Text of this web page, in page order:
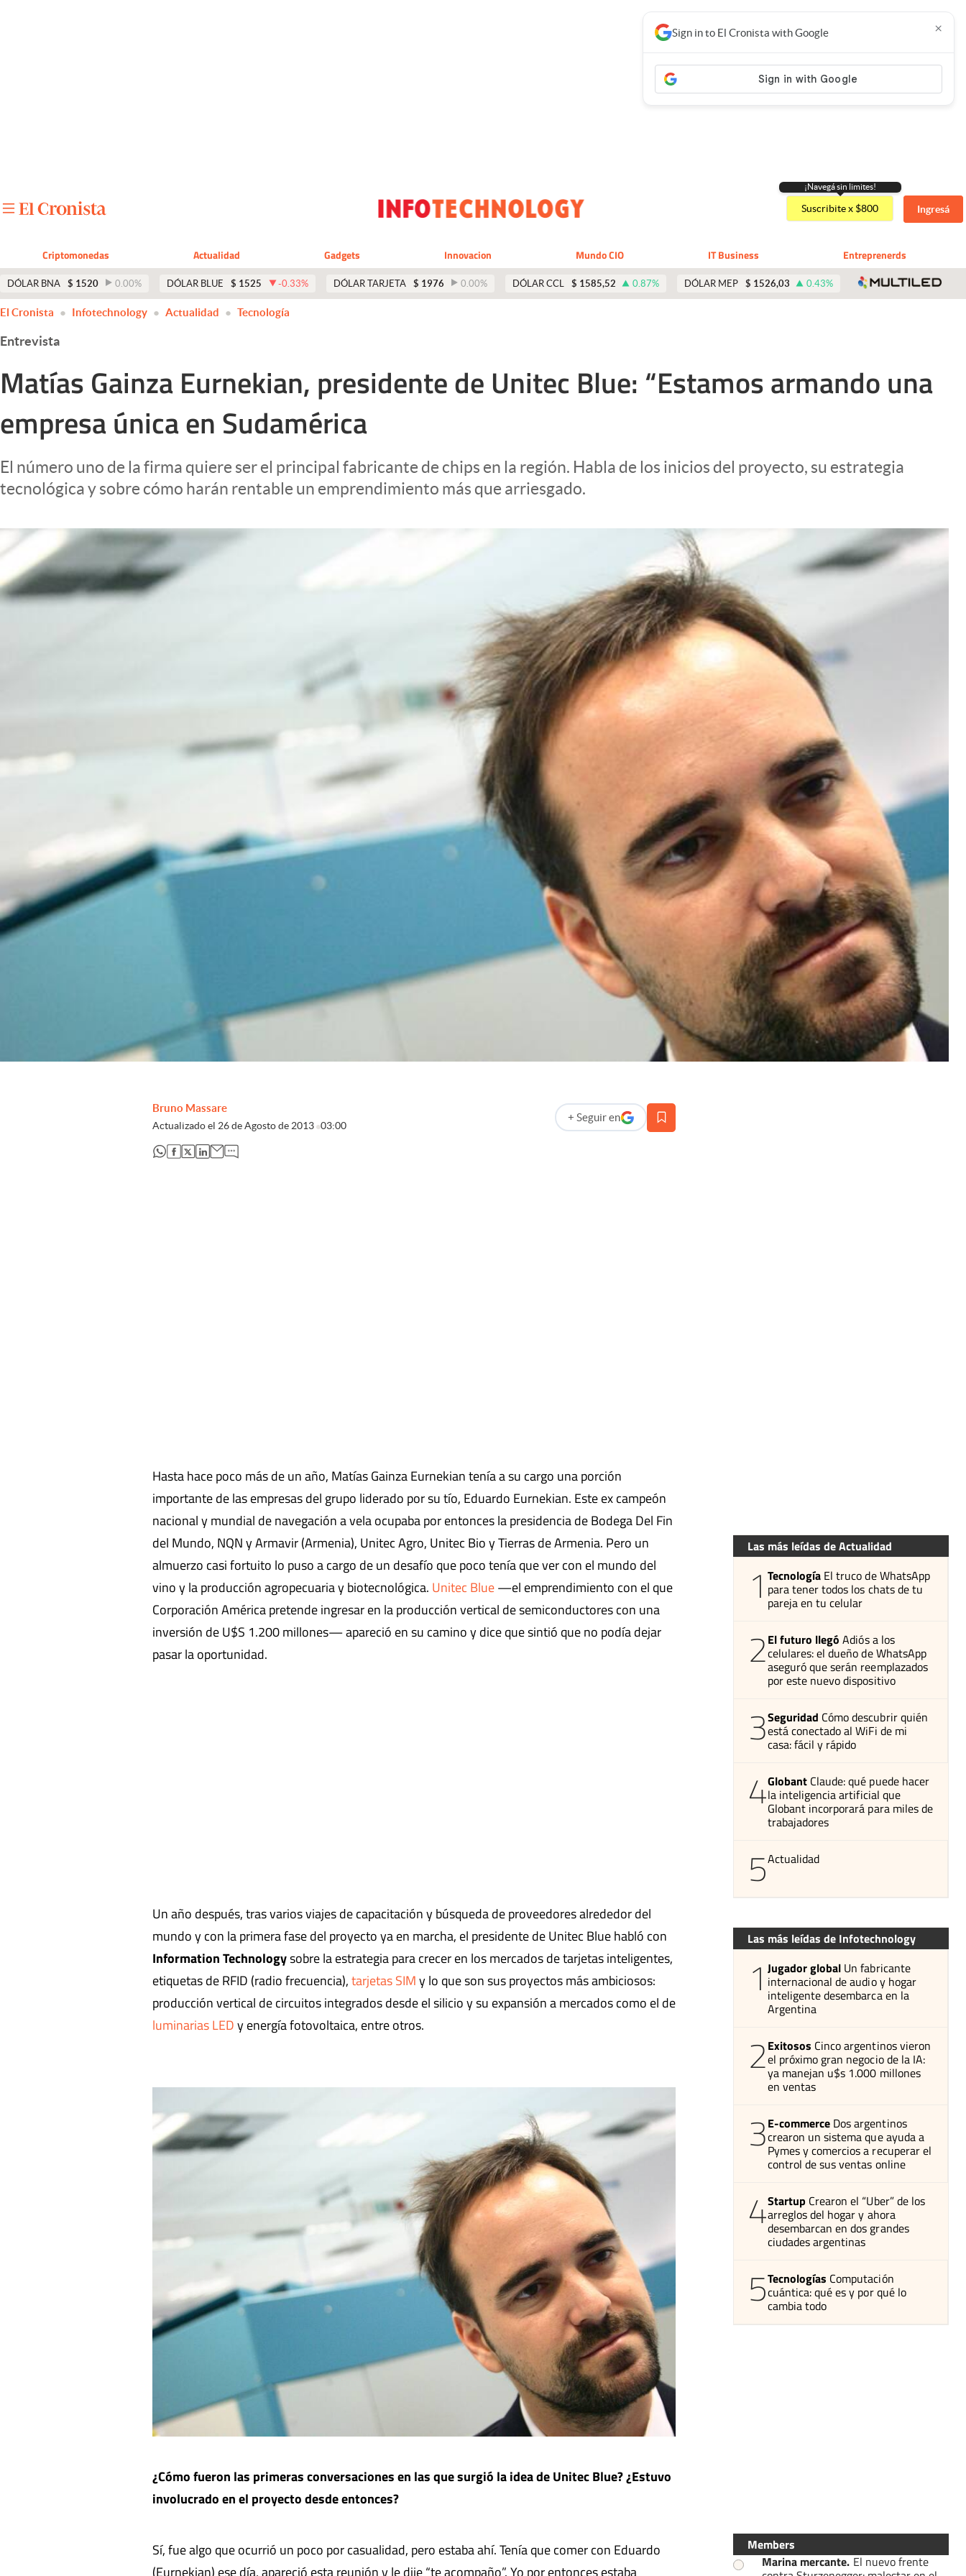
Apertura
Clima
Eventos Corporativos
El Cronista Studio
Mediakit
¡Navegá sin limites!
Suscribite x $800 Ingresá
Criptomonedas Actualidad Gadgets Innovacion Mundo CIO IT Business Entreprenerds
DÓLAR BNA $ 1520 0.00% DÓLAR BLUE $ 1525 -0.33% DÓLAR TARJETA $ 1976 0.00% DÓLAR CCL $ 1585,52 0.87% DÓLAR MEP $ 1526,03 0.43%
Sign in to El Cronista with Google ×
El Cronista Infotechnology Actualidad Tecnología
Entrevista
Matías Gainza Eurnekian, presidente de Unitec Blue: “Estamos armando una
empresa única en Sudamérica
El número uno de la firma quiere ser el principal fabricante de chips en la región. Habla de los inicios del proyecto, su estrategia
tecnológica y sobre cómo harán rentable un emprendimiento más que arriesgado.
Bruno Massare
Actualizado el 26 de Agosto de 2013 03:00
+ Seguir en
abre en nueva pestaña
abre en nueva pestaña
abre en nueva pestaña
abre en nueva pestaña
abre en nueva pestaña
Hasta hace poco más de un año, Matías Gainza Eurnekian tenía a su cargo una porción
importante de las empresas del grupo liderado por su tío, Eduardo Eurnekian. Este ex campeón
nacional y mundial de navegación a vela ocupaba por entonces la presidencia de Bodega Del Fin
del Mundo, NQN y Armavir (Armenia), Unitec Agro, Unitec Bio y Tierras de Armenia. Pero un
almuerzo casi fortuito lo puso a cargo de un desafío que poco tenía que ver con el mundo del
vino y la producción agropecuaria y biotecnológica. Unitec Blue—el emprendimiento con el que
Corporación América pretende ingresar en la producción vertical de semiconductores con una
inversión de U$S 1.200 millones— apareció en su camino y dice que sintió que no podía dejar
pasar la oportunidad.
Un año después, tras varios viajes de capacitación y búsqueda de proveedores alrededor del
mundo y con la primera fase del proyecto ya en marcha, el presidente de Unitec Blue habló con
Information Technologysobre la estrategia para crecer en los mercados de tarjetas inteligentes,
etiquetas de RFID (radio frecuencia),tarjetas SIMy lo que son sus proyectos más ambiciosos:
producción vertical de circuitos integrados desde el silicio y su expansión a mercados como el de
luminarias LEDy energía fotovoltaica, entre otros.
¿Cómo fueron las primeras conversaciones en las que surgió la idea de Unitec Blue? ¿Estuvo
involucrado en el proyecto desde entonces?
Sí, fue algo que ocurrió un poco por casualidad, pero estaba ahí. Tenía que comer con Eduardo
(Eurnekian) ese día, apareció esta reunión y le dije “te acompaño”. Yo por entonces estaba
Las más leídas de Actualidad
1 Tecnología El truco de WhatsApp
para tener todos los chats de tu
pareja en tu celular
2El futuro llegó Adiós a los
celulares: el dueño de WhatsApp
aseguró que serán reemplazados
por este nuevo dispositivo
3Seguridad Cómo descubrir quién
está conectado al WiFi de mi
casa: fácil y rápido
4Globant Claude: qué puede hacer
la inteligencia artificial que
Globant incorporará para miles de
trabajadores
5Actualidad
Las más leídas de Infotechnology
1 Jugador global Un fabricante
internacional de audio y hogar
inteligente desembarca en la
Argentina
2Exitosos Cinco argentinos vieron
el próximo gran negocio de la IA:
ya manejan u$s 1.000 millones
en ventas
3E-commerce Dos argentinos
crearon un sistema que ayuda a
Pymes y comercios a recuperar el
control de sus ventas online
4Startup Crearon el “Uber” de los
arreglos del hogar y ahora
desembarcan en dos grandes
ciudades argentinas
5Tecnologías Computación
cuántica: qué es y por qué lo
cambia todo
Members
Marina mercante. El nuevo frente